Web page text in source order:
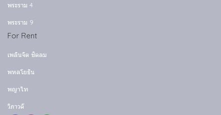
พระราม 4
พระราม 9
For Rent
เพลินจิต ชิดลม
พหลโยธิน
พญาไท
วิภาวดี